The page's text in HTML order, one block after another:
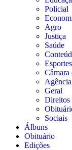
Policial
Agro
Justiça
Saúde
Esportes
Câmara
Geral
Direitos
Sociais
Álbuns
Obituário
Edições